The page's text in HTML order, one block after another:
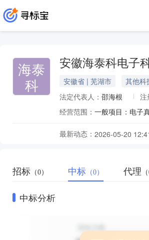
海泰
科
安徽海泰科电子
安徽省 | 芜湖市 其他科
法定代表人： 邵海根 注
经营范围：
最新动态： 2026-05-20
招标 （0） 中标 （0） 代理
中标分析